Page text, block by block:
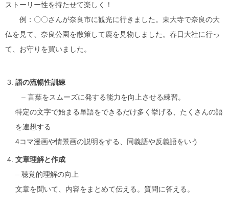
ストーリー性を持たせて楽しく！
例：〇〇さんが奈良市に観光に行きました。東大寺で奈良の大
仏を見て、奈良公園を散策して鹿を見物しました。春日大社に行っ
て、お守りを買いました。
語の流暢性訓練
– 言葉をスムーズに発する能力を向上させる練習。
特定の文字で始まる単語をできるだけ多く挙げる、たくさんの語
を連想する
4コマ漫画や情景画の説明をする、同義語や反義語をいう
文章理解と作成
– 聴覚的理解の向上
文章を聞いて、内容をまとめて伝える。質問に答える。